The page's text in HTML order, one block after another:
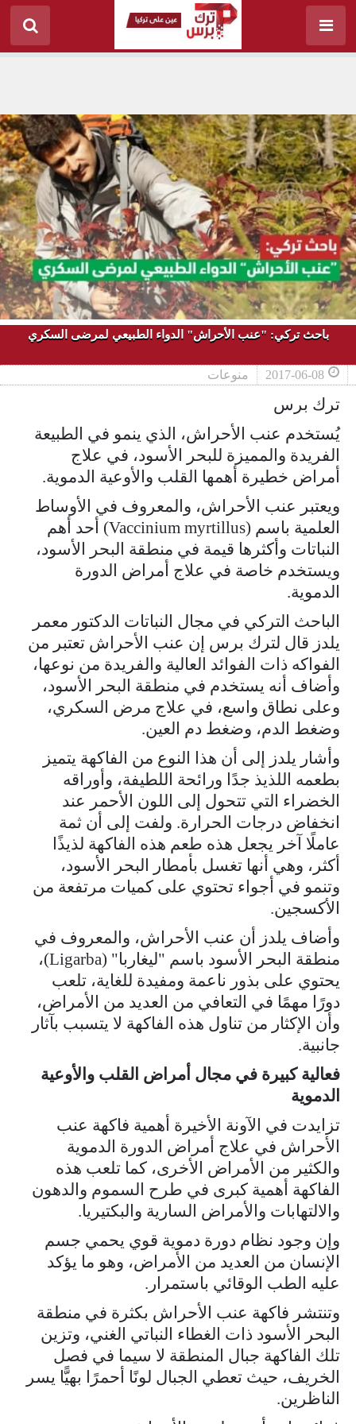
باحث تركي: "عنب الأحراش" الدواء الطبيعي لمرضى السكري
2017-06-08 منوعات
ترك برس
يُستخدم عنب الأحراش، الذي ينمو في الطبيعة
الفريدة والمميزة للبحر الأسود، في علاج
أمراض خطيرة أهمها القلب والأوعية الدموية.
ويعتبر عنب الأحراش، والمعروف في الأوساط
العلمية باسم (Vaccinium myrtillus) أحد أهم
النباتات وأكثرها قيمة في منطقة البحر الأسود،
ويستخدم خاصة في علاج أمراض الدورة
الدموية.
الباحث التركي في مجال النباتات الدكتور معمر
يلدز قال لترك برس إن عنب الأحراش تعتبر من
الفواكه ذات الفوائد العالية والفريدة من نوعها،
وأضاف أنه يستخدم في منطقة البحر الأسود،
وعلى نطاق واسع، في علاج مرض السكري،
وضغط الدم، وضغط دم العين.
وأشار يلدز إلى أن هذا النوع من الفاكهة يتميز
بطعمه اللذيذ جدًا ورائحة اللطيفة، وأوراقه
الخضراء التي تتحول إلى اللون الأحمر عند
انخفاض درجات الحرارة. ولفت إلى أن ثمة
عاملًا آخر يجعل هذه طعم هذه الفاكهة لذيذًا
أكثر، وهي أنها تغسل بأمطار البحر الأسود،
وتنمو في أجواء تحتوي على كميات مرتفعة من
الأكسجين.
وأضاف يلدز أن عنب الأحراش، والمعروف في
منطقة البحر الأسود باسم "ليغاربا" (Ligarba)،
يحتوي على بذور ناعمة ومفيدة للغاية، تلعب
دورًا مهمًا في التعافي من العديد من الأمراض،
وأن الإكثار من تناول هذه الفاكهة لا يتسبب بآثار
جانبية.
فعالية كبيرة في مجال أمراض القلب والأوعية
الدموية
تزايدت في الآونة الأخيرة أهمية فاكهة عنب
الأحراش في علاج أمراض الدورة الدموية
والكثير من الأمراض الأخرى، كما تلعب هذه
الفاكهة أهمية كبرى في طرح السموم والدهون
والالتهابات والأمراض السارية والبكتيريا.
وإن وجود نظام دورة دموية قوي يحمي جسم
الإنسان من العديد من الأمراض، وهو ما يؤكد
عليه الطب الوقائي باستمرار.
وتنتشر فاكهة عنب الأحراش بكثرة في منطقة
البحر الأسود ذات الغطاء النباتي الغني، وتزين
تلك الفاكهة جبال المنطقة لا سيما في فصل
الخريف، حيث تعطي الجبال لونًا أحمرًا بهيًّا يسر
الناظرين.